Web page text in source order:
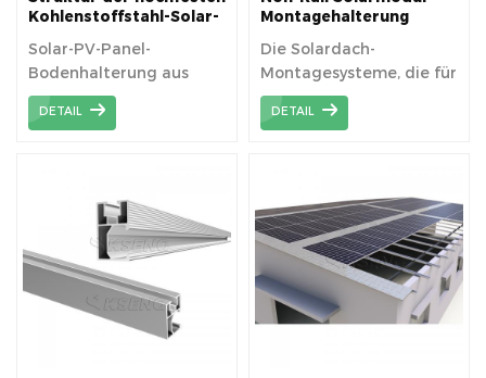
Kohlenstoffstahl-Solar-
Bodenmontagehalterungen
Solar-PV-Panel-
Bodenhalterung aus
hochfestem
Kohlenstoffstahl
DETAIL
Montagehalterung
Die Solardach-
Montagesysteme, die für
Trapezblechdächer
konzipierte
DETAIL